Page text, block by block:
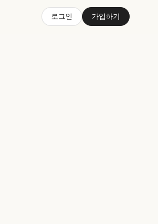
로그인 가입하기